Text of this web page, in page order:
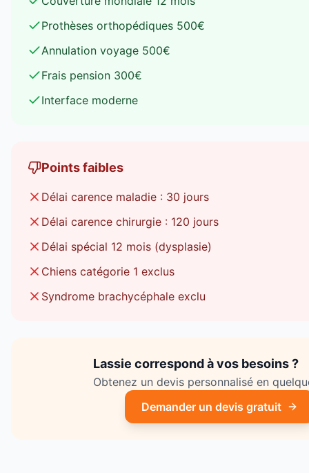
Prothèses orthopédiques 500€
Annulation voyage 500€
Frais pension 300€
Interface moderne
Points faibles
Délai carence maladie : 30 jours
Délai carence chirurgie : 120 jours
Délai spécial 12 mois (dysplasie)
Chiens catégorie 1 exclus
Syndrome brachycéphale exclu
Lassie correspond à vos besoins ?
Obtenez un devis personnalisé en
Demander un devis gratuit